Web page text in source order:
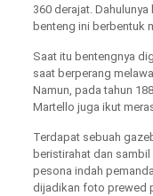
360 derajat.
benteng ini berbentuk
Saat itu bentengnya
saat berperang
Namun, pada tahun
Martello juga ikut
Terdapat sebuah
beristirahat dan
pesona indah
dijadikan foto prewed